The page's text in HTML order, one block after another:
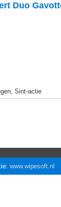
Duo
Sint-actie
www.wipesoft.nl